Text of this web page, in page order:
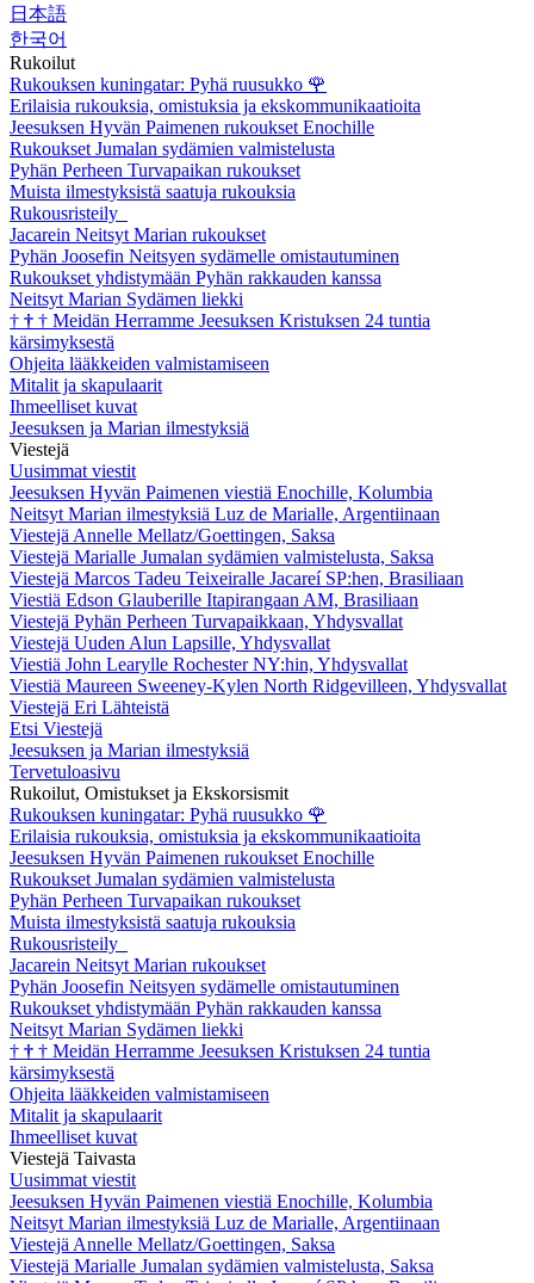
日本語
한국어
Rukoilut
Rukouksen kuningatar: Pyhä ruusukko 🌹
Erilaisia rukouksia, omistuksia ja ekskommunikaatioita
Jeesuksen Hyvän Paimenen rukoukset Enochille
Rukoukset Jumalan sydämien valmistelusta
Pyhän Perheen Turvapaikan rukoukset
Muista ilmestyksistä saatuja rukouksia
Rukousristeily
Jacarein Neitsyt Marian rukoukset
Pyhän Joosefin Neitsyen sydämelle omistautuminen
Rukoukset yhdistymään Pyhän rakkauden kanssa
Neitsyt Marian Sydämen liekki
† † † Meidän Herramme Jeesuksen Kristuksen 24 tuntia
kärsimyksestä
Ohjeita lääkkeiden valmistamiseen
Mitalit ja skapulaarit
Ihmeelliset kuvat
Jeesuksen ja Marian ilmestyksiä
Viestejä
Uusimmat viestit
Jeesuksen Hyvän Paimenen viestiä Enochille, Kolumbia
Neitsyt Marian ilmestyksiä Luz de Marialle, Argentiinaan
Viestejä Annelle Mellatz/Goettingen, Saksa
Viestejä Marialle Jumalan sydämien valmistelusta, Saksa
Viestejä Marcos Tadeu Teixeiralle Jacareí SP:hen, Brasiliaan
Viestiä Edson Glauberille Itapirangaan AM, Brasiliaan
Viestejä Pyhän Perheen Turvapaikkaan, Yhdysvallat
Viestejä Uuden Alun Lapsille, Yhdysvallat
Viestiä John Learylle Rochester NY:hin, Yhdysvallat
Viestiä Maureen Sweeney-Kylen North Ridgevilleen, Yhdysvallat
Viestejä Eri Lähteistä
Etsi Viestejä
Jeesuksen ja Marian ilmestyksiä
Tervetuloasivu
Rukoilut, Omistukset ja Ekskorsismit
Rukouksen kuningatar: Pyhä ruusukko 🌹
Erilaisia rukouksia, omistuksia ja ekskommunikaatioita
Jeesuksen Hyvän Paimenen rukoukset Enochille
Rukoukset Jumalan sydämien valmistelusta
Pyhän Perheen Turvapaikan rukoukset
Muista ilmestyksistä saatuja rukouksia
Rukousristeily
Jacarein Neitsyt Marian rukoukset
Pyhän Joosefin Neitsyen sydämelle omistautuminen
Rukoukset yhdistymään Pyhän rakkauden kanssa
Neitsyt Marian Sydämen liekki
† † † Meidän Herramme Jeesuksen Kristuksen 24 tuntia
kärsimyksestä
Ohjeita lääkkeiden valmistamiseen
Mitalit ja skapulaarit
Ihmeelliset kuvat
Viestejä Taivasta
Uusimmat viestit
Jeesuksen Hyvän Paimenen viestiä Enochille, Kolumbia
Neitsyt Marian ilmestyksiä Luz de Marialle, Argentiinaan
Viestejä Annelle Mellatz/Goettingen, Saksa
Viestejä Marialle Jumalan sydämien valmistelusta, Saksa